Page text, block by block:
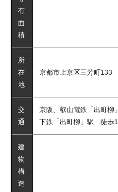
有
面
積
所
在
地
京都市上京区三芳町133
交
通
京阪、叡山電鉄「出町
下鉄「出町柳」駅 徒歩
建
物
構
造